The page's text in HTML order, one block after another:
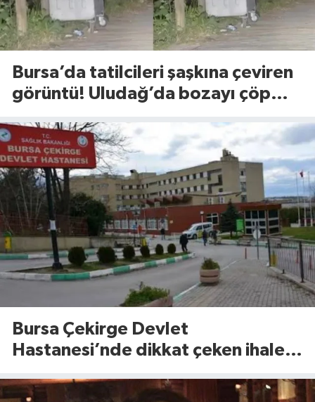
Bursa’da tatilcileri şaşkına çeviren
görüntü! Uludağ’da bozayı çöp
Bursa Çekirge Devlet
Hastanesi’nde dikkat çeken ihale!
oldu